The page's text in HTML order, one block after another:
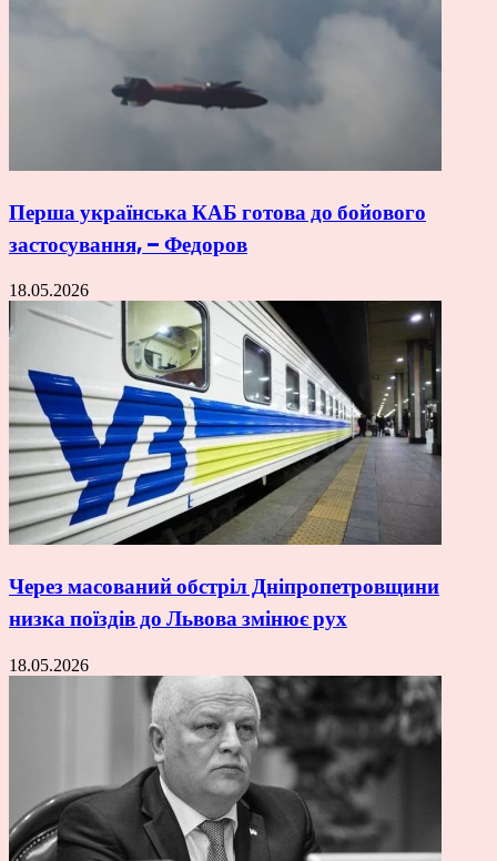
Перша українська КАБ готова до бойового
застосування, – Федоров
18.05.2026
Через масований обстріл Дніпропетровщини
низка поїздів до Львова змінює рух
18.05.2026